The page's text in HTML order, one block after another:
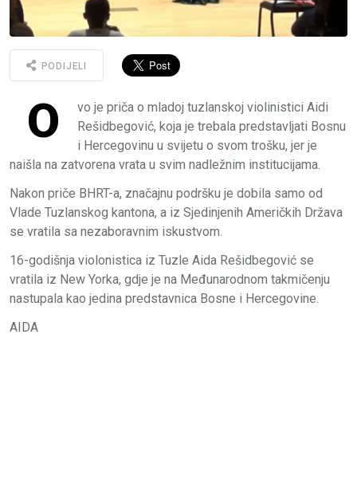
PODIJELI
O
vo je priča o mladoj tuzlanskoj violinistici Aidi
Rešidbegović, koja je trebala predstavljati Bosnu
i Hercegovinu u svijetu o svom trošku, jer je
naišla na zatvorena vrata u svim nadležnim institucijama.
Nakon priče BHRT-a, značajnu podršku je dobila samo od
Vlade Tuzlanskog kantona, a iz Sjedinjenih Američkih Država
se vratila sa nezaboravnim iskustvom.
16-godišnja violonistica iz Tuzle Aida Rešidbegović se
vratila iz New Yorka, gdje je na Međunarodnom takmičenju
nastupala kao jedina predstavnica Bosne i Hercegovine.
AIDA